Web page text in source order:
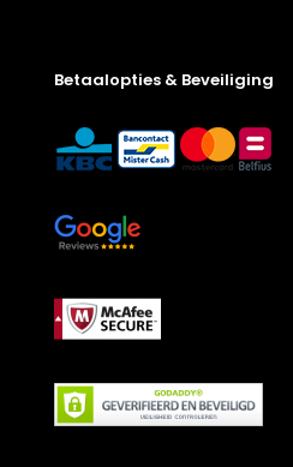
Betaalopties & Beveiliging